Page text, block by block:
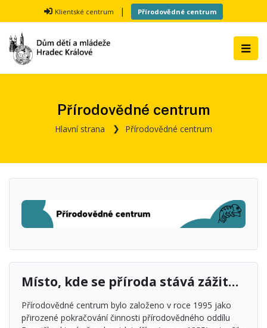
Klientské centrum | Přírodovědné centrum
Přírodovědné centrum
Hlavní strana Přírodovědné centrum
Místo, kde se příroda stává zážitkem
Přírodovědné centrum bylo založeno v roce 1995 jako
přirozené pokračování činnosti přírodovědného oddílu